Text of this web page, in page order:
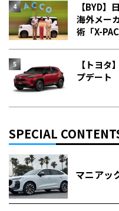
【BYD
海外メー
術「X-
【トヨタ
プデート
SPECIAL
マニアッ